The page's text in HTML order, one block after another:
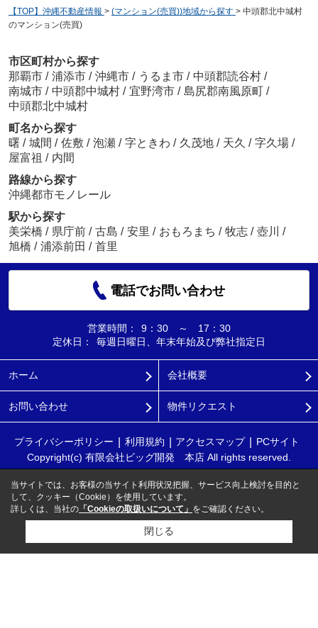
【TOP】沖縄不動産情報 > (マンション(売買))地域から探す > 中頭郡北中城村
のマンション(売買)
市区町村から探す
那覇市 / 浦添市 / 沖縄市 / うるま市 / 中頭郡読谷村 /
南城市 / 中頭郡中城村 / 宜野湾市 / 島尻郡南風原町 /
中頭郡北中城村
町名から探す
曙 / 城間 / 佐敷 / 泡瀬 / 字ときわ / 久茂地 / 天久 / 字久場 /
屋富祖 / 内間
路線から探す
沖縄都市モノレール
駅から探す
美栄橋 / 県庁前 / 古島 / 安里 / おもろまち / 牧志 / 壺川
/
旭橋 / 浦添前田 / 首里
電話でお問い合わせ
営業時間：
9：30 ～ 17：30
定休日：
毎週日曜日、年末年始及び弊社指定日
ホーム 会社概要
お問い合わせ 物件リクエスト
プライバシーポリシー 利用規約 アクセスマップ
PCサイト
Copyright(c) 有限会社ビッグ開発 本店 All rights reserved.
当サイトでは、お客様の当サイト利用状況把握、サービス向上検討を目的と
して、クッキー（Cookie）を使用しています。
詳しくは、当社の 「Cookieの取扱いについて」 をご確認ください。
閉じる